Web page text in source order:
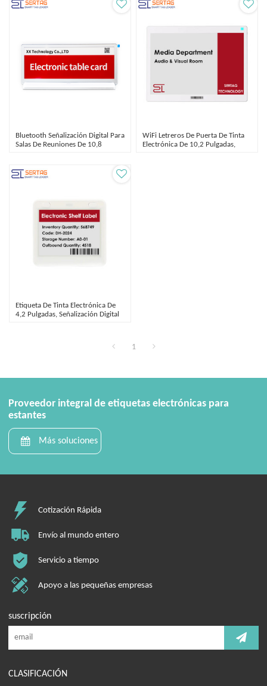
Bluetooth Señalización Digital Para
Salas De Reuniones De 10,8
WiFi Letreros De Puerta De Tinta
Electrónica De 10,2 Pulgadas,
Etiqueta De Tinta Electrónica De
4,2 Pulgadas, Señalización Digital
1
Proveedor integral de etiquetas electrónicas para
estantes
Más soluciones
Cotización Rápida
Envío al mundo entero
Servicio a tiempo
Apoyo a las pequeñas empresas
suscripción
CLASIFICACIÓN